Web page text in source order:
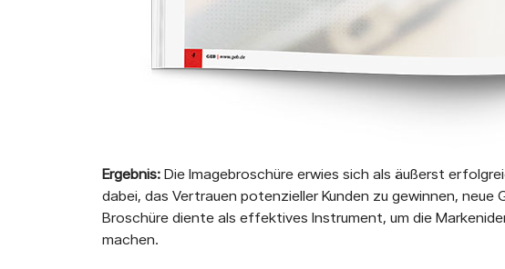
Ergebnis: Die Imagebroschüre erwies sich als äußerst
dabei, das Vertrauen potenzieller Kunden zu gewinnen,
Broschüre diente als effektives Instrument, um die
machen.